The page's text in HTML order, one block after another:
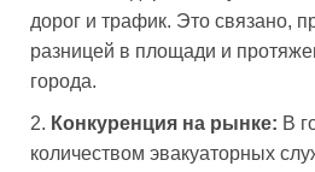
дорог и трафик. Это связано,
разницей в площади и
города.
Конкуренция на рынке: В
количеством эвакуаторных